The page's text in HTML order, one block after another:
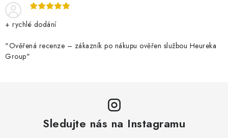
+ rychlé dodání
"Ověřená recenze – zákazník po nákupu ověřen službou Heureka
Group"
Sledujte nás na Instagramu